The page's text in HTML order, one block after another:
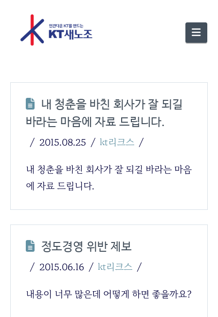
내 청춘을 바친 회사가 잘 되길
바라는 마음에 자료 드립니다.
2015.08.25 kt리크스
내 청춘을 바친 회사가 잘 되길 바라는 마음
에 자료 드립니다.
정도경영 위반 제보
2015.06.16 kt리크스
내용이 너무 많은데 어떻게 하면 좋을까요?